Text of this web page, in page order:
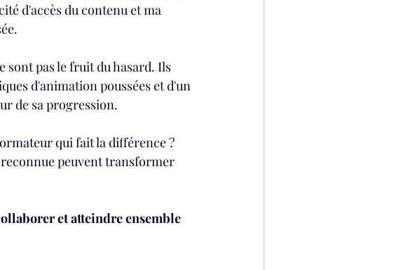
d'accès du contenu et ma
sont pas le fruit du hasard. Ils
d'animation poussées et d'un
de sa progression.
qui fait la différence ?
peuvent transformer
et atteindre ensemble